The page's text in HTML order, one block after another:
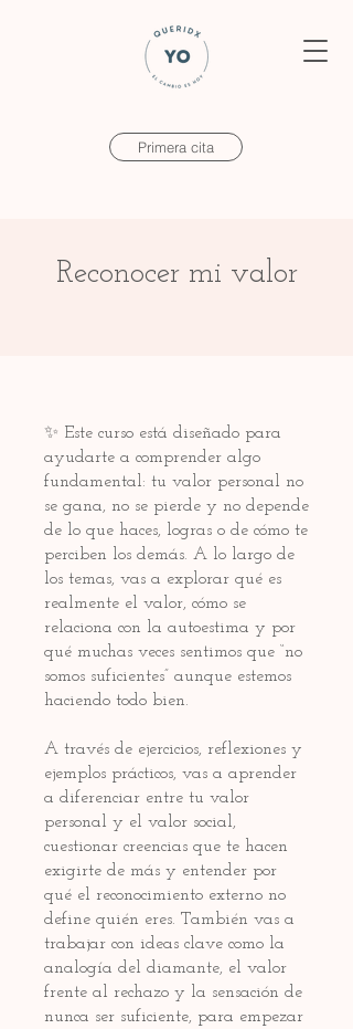
Primera cita
Reconocer mi valor
✨ Este curso está diseñado para
ayudarte a comprender algo
fundamental: tu valor personal no
se gana, no se pierde y no depende
de lo que haces, logras o de cómo te
perciben los demás. A lo largo de
los temas, vas a explorar qué es
realmente el valor, cómo se
relaciona con la autoestima y por
qué muchas veces sentimos que “no
somos suficientes” aunque estemos
haciendo todo bien.
A través de ejercicios, reflexiones y
ejemplos prácticos, vas a aprender
a diferenciar entre tu valor
personal y el valor social,
cuestionar creencias que te hacen
exigirte de más y entender por
qué el reconocimiento externo no
define quién eres. También vas a
trabajar con ideas clave como la
analogía del diamante, el valor
frente al rechazo y la sensación de
nunca ser suficiente, para empezar